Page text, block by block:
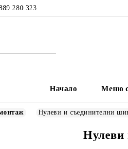
280 323
Начало Меню
Нулеви и съединителни
Нулеви